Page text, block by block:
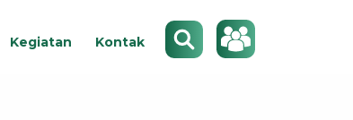
Kegiatan Kontak
Search